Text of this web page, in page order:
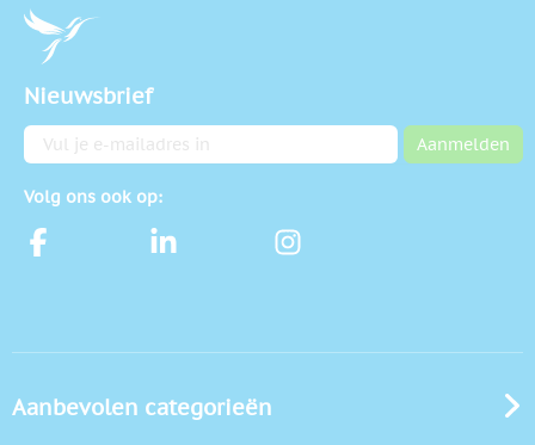
Nieuwsbrief
E-mailadres Aanmelden
Volg ons ook op:
Aanbevolen categorieën